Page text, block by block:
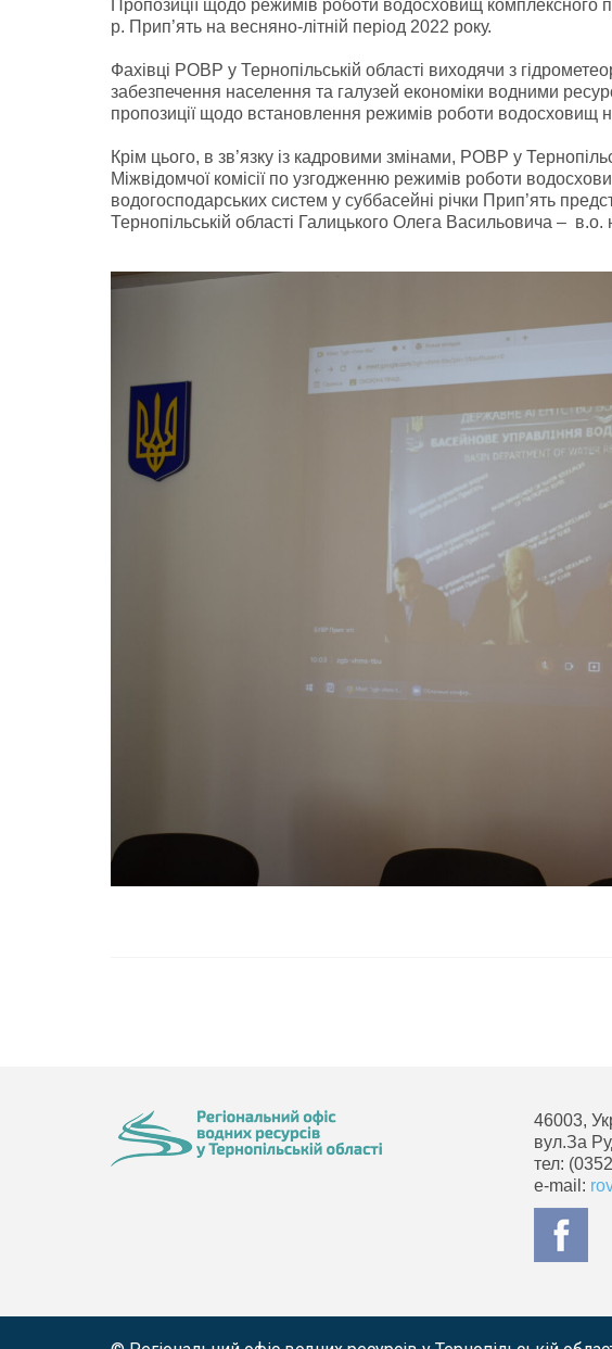
Пропозиції щодо режимів роботи водосховищ комплексного
р. Прип’ять на весняно-літній період 2022 року.
Фахівці РОВР у Тернопільській області виходячи з
забезпечення населення та галузей економіки водними
пропозиції щодо встановлення режимів роботи водосховищ на
Крім цього, в зв’язку із кадровими змінами, РОВР у
Міжвідомчої комісії по узгодженню режимів роботи
водогосподарських систем у суббасейні річки Прип’ять
Тернопільській області Галицького Олега Васильовича –
46003,
вул.За
тел:
e-mail: